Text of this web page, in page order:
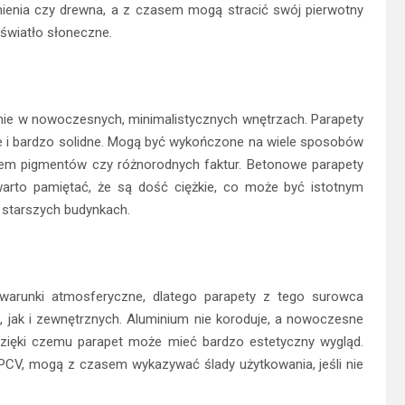
czy drewna, a z czasem mogą stracić swój pierwotny
słoneczne.
w nowoczesnych, minimalistycznych wnętrzach. Parapety
bardzo solidne. Mogą być wykończone na wiele sposobów
pigmentów czy różnorodnych faktur. Betonowe parapety
pamiętać, że są dość ciężkie, co może być istotnym
budynkach.
atmosferyczne, dlatego parapety z tego surowca
i zewnętrznych. Aluminium nie koroduje, a nowoczesne
czemu parapet może mieć bardzo estetyczny wygląd.
mogą z czasem wykazywać ślady użytkowania, jeśli nie